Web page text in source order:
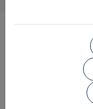
CIRCE-
sostenibilidad y
para el éxito a